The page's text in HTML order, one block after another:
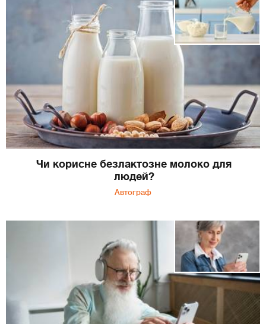
Чи корисне безлактозне молоко для
людей?
Автограф